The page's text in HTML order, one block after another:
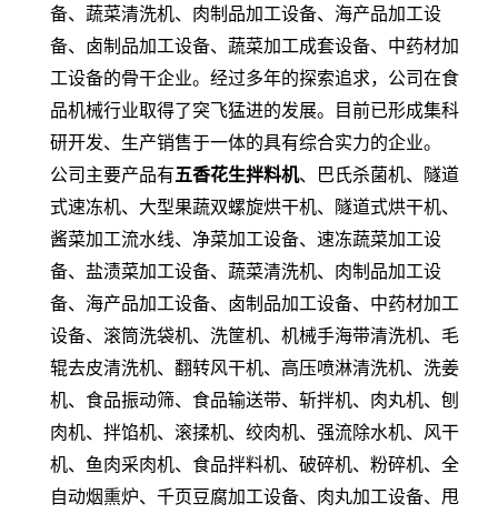
备、蔬菜清洗机、肉制品加工设备、海产品加工设
备、卤制品加工设备、蔬菜加工成套设备、中药材加
工设备的骨干企业。经过多年的探索追求，公司在食
品机械行业取得了突飞猛进的发展。目前已形成集科
研开发、生产销售于一体的具有综合实力的企业。
公司主要产品有五香花生拌料机、巴氏杀菌机、隧道
式速冻机、大型果蔬双螺旋烘干机、隧道式烘干机、
酱菜加工流水线、净菜加工设备、速冻蔬菜加工设
备、盐渍菜加工设备、蔬菜清洗机、肉制品加工设
备、海产品加工设备、卤制品加工设备、中药材加工
设备、滚筒洗袋机、洗筐机、机械手海带清洗机、毛
辊去皮清洗机、翻转风干机、高压喷淋清洗机、洗姜
机、食品振动筛、食品输送带、斩拌机、肉丸机、刨
肉机、拌馅机、滚揉机、绞肉机、强流除水机、风干
机、鱼肉采肉机、食品拌料机、破碎机、粉碎机、全
自动烟熏炉、千页豆腐加工设备、肉丸加工设备、甩